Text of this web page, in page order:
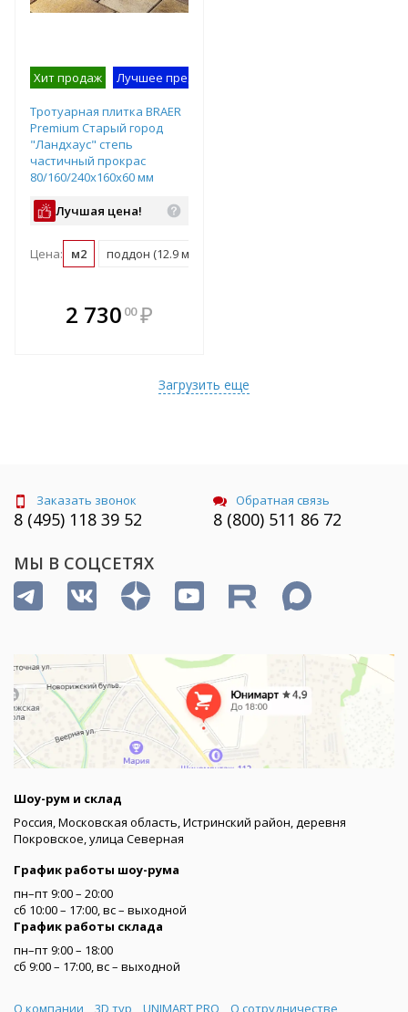
Хит продаж Лучшее предложение
Тротуарная плитка BRAER
Premium Старый город
"Ландхаус" степь
частичный прокрас
80/160/240х160х60 мм
Лучшая цена!
Цена: м2 поддон (12.9 м2)
2 730 00 ₽
Загрузить еще
Заказать звонок
8 (495) 118 39 52
Обратная связь
8 (800) 511 86 72
МЫ В СОЦСЕТЯХ
Шоу-рум и склад
Россия, Московская область, Истринский район, деревня
Покровское, улица Северная
График работы шоу-рума
пн–пт 9:00 – 20:00
сб 10:00 – 17:00, вс – выходной
График работы склада
пн–пт 9:00 – 18:00
сб 9:00 – 17:00, вс – выходной
Меню
О компании 3D тур UNIMART PRO О сотрудничестве